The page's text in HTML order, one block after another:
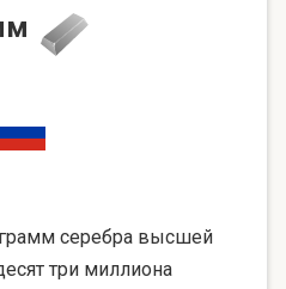
серебра высшей
три миллиона